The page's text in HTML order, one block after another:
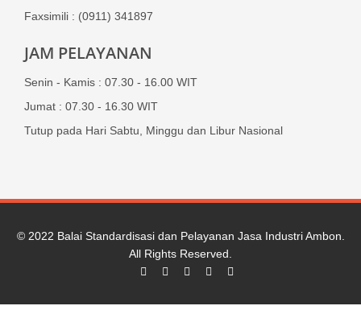
Faxsimili : (0911) 341897
JAM PELAYANAN
Senin - Kamis : 07.30 - 16.00 WIT
Jumat : 07.30 - 16.30 WIT
Tutup pada Hari Sabtu, Minggu dan Libur Nasional
© 2022 Balai Standardisasi dan Pelayanan Jasa Industri Ambon
All Rights Reserved.